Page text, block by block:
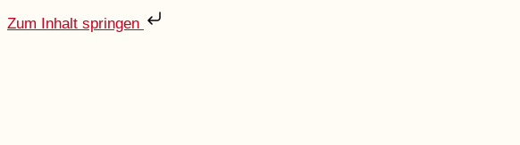
Zum Inhalt springen